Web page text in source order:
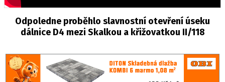
Odpoledne proběhlo slavnostní otevření úseku
dálnice D4 mezi Skalkou a křižovatkou II/118